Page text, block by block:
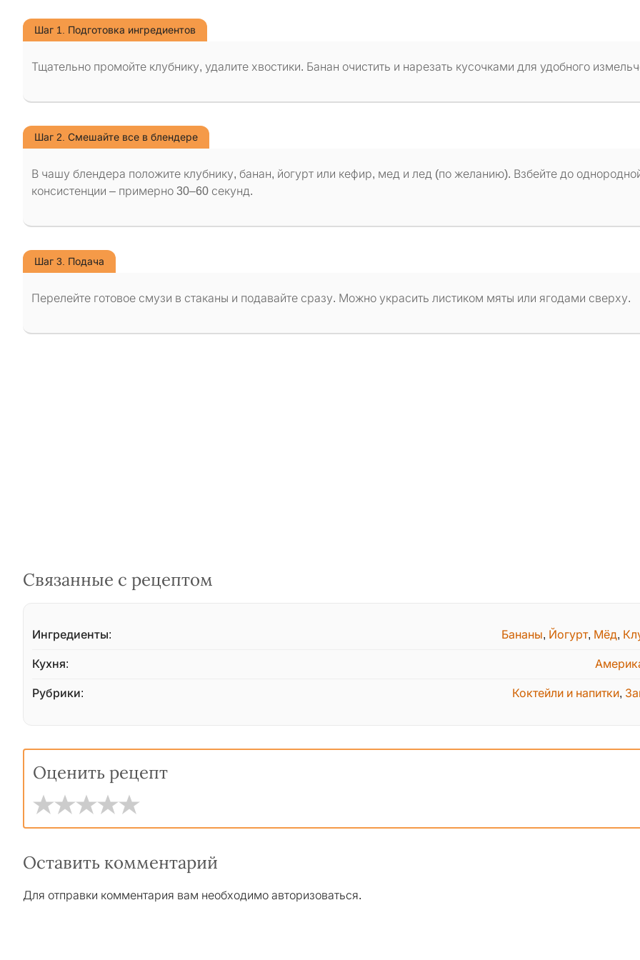
Шаг 1. Подготовка ингредиентов
Тщательно промойте клубнику, удалите хвостики. Банан очистить и нарезать кусочками для удобного
Шаг 2. Смешайте все в блендере
В чашу блендера положите клубнику, банан, йогурт или кефир, мед и лед (по желанию). Взбейте до
консистенции – примерно 30–60 секунд.
Шаг 3. Подача
Перелейте готовое смузи в стаканы и подавайте сразу. Можно украсить листиком мяты или ягодами сверху.
Связанные с рецептом
Ингредиенты: Бананы, Йогурт, Мёд,
Кухня:
Рубрики: Коктейли и напитки,
Оценить рецепт
Оставить комментарий
Для отправки комментария вам необходимо авторизоваться.